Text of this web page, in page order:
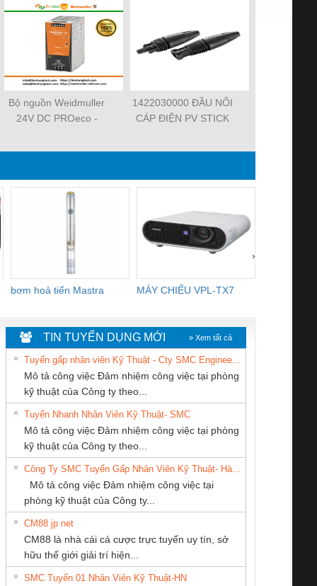
Bộ nguồn Weidmuller
24V DC PROeco -
1422030000 ĐẦU NỐI
CÁP ĐIỆN PV STICK
bơm hoả tiển Mastra MÁY CHIẾU VPL-TX7
›
An Toàn
Contact
– PSR-
SCP-
FSP/2X1/1X2
sát chuỗi
tấm pin
16I+
Bộ giám sát chuỗi
tấm pin
TRANSCLINIC 16I+
1K5 L (2433950000)
Bộ giám sát dòng
TRANSCLINIC 16I+
(2008130000)
điện TRANSCLINIC
BKE 1K5.4
Nẹp nhôm chống
trơn Đà Nẵng
ty TNHH
Mại SX Ba
CÔNG TY TNHH
THƯƠNG MẠI
THIÊN ÂN VIỆT
NAM
CÔNG TY TNHH
NGHIỆP NIHON
SETSUBI VIỆT
NAM
TY CP TỰ
TIẾN
MEKONG MARINE
SUPPLY
Thiết Bị Điện Nam
TIN TUYỂN DỤNG MỚI » Xem tất cả
Mô tả công việc Đảm nhiệm công việc tại phòng
kỹ thuật của Công ty theo...
Tuyển Nhanh Nhân Viên Kỹ Thuật- SMC
Mô tả công việc Đảm nhiệm công việc tại phòng
kỹ thuật của Công ty theo...
Mô tả công việc Đảm nhiệm công việc tại
phòng kỹ thuật của Công ty...
CM88 jp net
CM88 là nhà cái cá cược trực tuyến uy tín, sở
hữu thế giới giải trí hiện...
SMC Tuyển 01 Nhân Viên Kỹ Thuật-HN